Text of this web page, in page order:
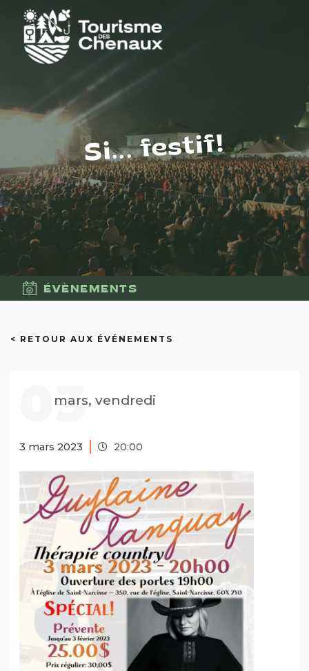
Si... festif!
ÉVÈNEMENTS
< RETOUR AUX ÉVÉNEMENTS
03
mars, vendredi
3 mars 2023 20:00